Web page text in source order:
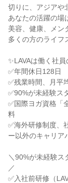
切りに、アジアや
あなたの活躍の場
美容、健康、メン
多くの方のライフ
✨LAVAは働く社
✅年間休日128日
✅残業時間、月平
✅90%が未経験ス
✅国際ヨガ資格「
料
✅海外研修制度、
ー以外のキャリア
＼90%が未経験ス
／
✅入社前研修（